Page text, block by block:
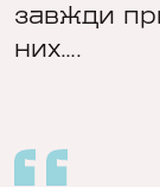
завжди
них….